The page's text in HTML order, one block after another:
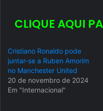
CLIQUE AQUI
Cristiano Ronaldo pode
juntar-se a Ruben Amorim
no Manchester United
20 de novembro de 2024
Em "Internacional"